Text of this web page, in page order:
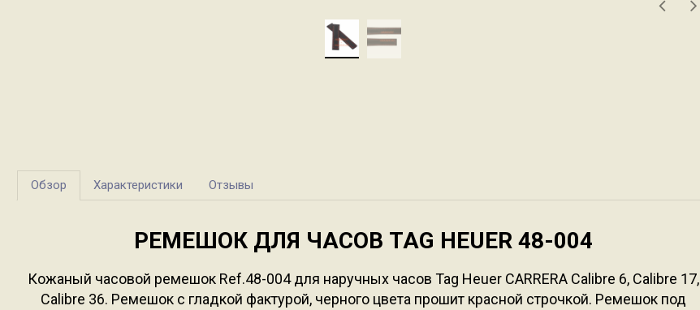
Обзор Характеристики Отзывы
РЕМЕШОК ДЛЯ ЧАСОВ TAG HEUER 48-004
Кожаный часовой ремешок Ref.48-004 для наручных часов Tag Heuer CARRERA Calibre 6, Calibre 17,
Calibre 36. Ремешок с гладкой фактурой, черного цвета прошит красной строчкой. Ремешок под